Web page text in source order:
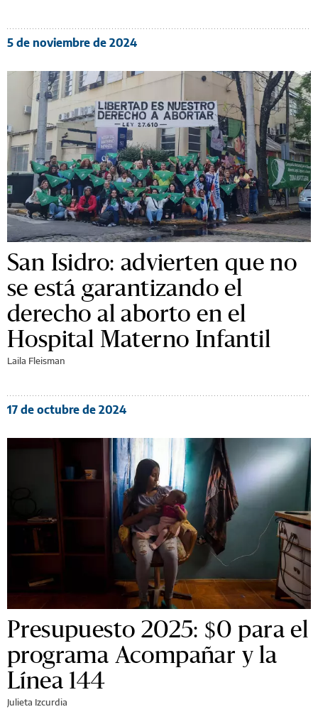
5 de noviembre de 2024
San Isidro: advierten que no
se está garantizando el
derecho al aborto en el
Hospital Materno Infantil
Laila Fleisman
17 de octubre de 2024
Presupuesto 2025: $0 para el
programa Acompañar y la
Línea 144
Julieta Izcurdia